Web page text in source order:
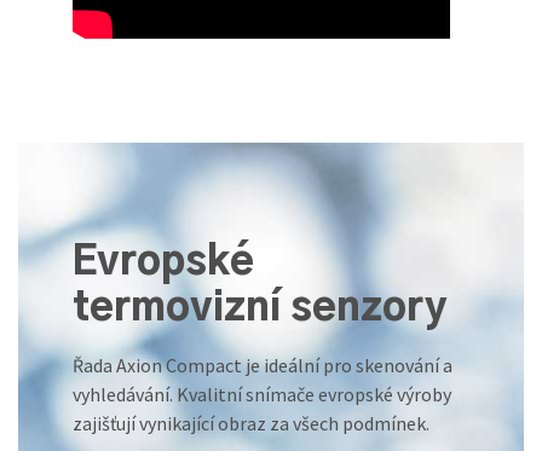
Evropské
termovizní senzory
Řada Axion Compact je ideální pro skenování a
vyhledávání. Kvalitní snímače evropské výroby
zajišťují vynikající obraz za všech podmínek.